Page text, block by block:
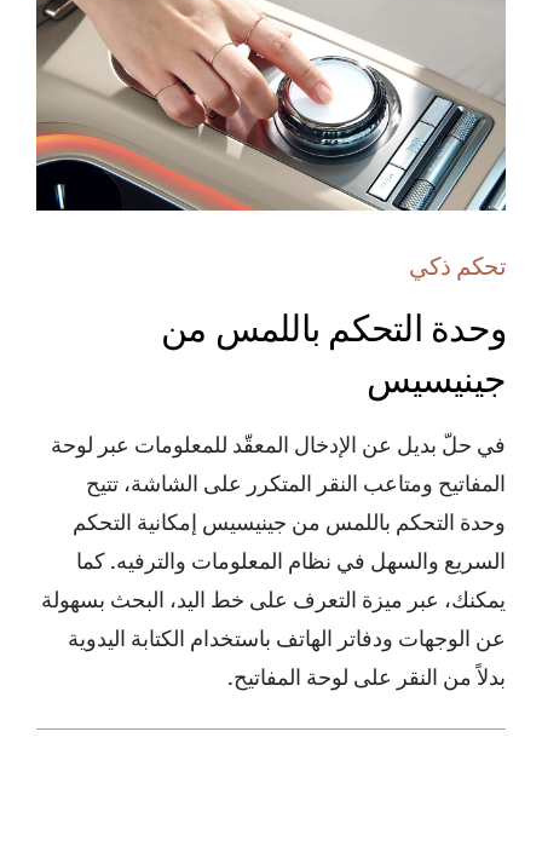
تتمتع الحزمة بشاشة كبيرة عالية الدقة تتألق بتصميمها
المميز وتزوّد بمحتوى متنوع اعتماداً على وضع القيادة.
تتعرف الحزمة على مسار عين السائق بكاميراتها
من كل الزوايا من دون الحاجة إلى نظارات خاصة.
تحكم ذكي
وحدة التحكم باللمس من
جينيسيس
في حلّ بديل عن الإدخال المعقّد للمعلومات عبر لوحة
المفاتيح ومتاعب النقر المتكرر على الشاشة، تتيح
وحدة التحكم باللمس من جينيسيس إمكانية التحكم
السريع والسهل في نظام المعلومات والترفيه. كما
يمكنك، عبر ميزة التعرف على خط اليد، البحث بسهولة
عن الوجهات ودفاتر الهاتف باستخدام الكتابة اليدوية
بدلاً من النقر على لوحة المفاتيح.